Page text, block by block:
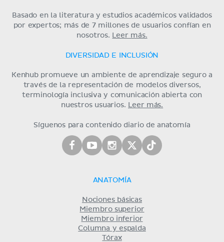
Basado en la literatura y estudios académicos validados
por expertos; más de 7 millones de usuarios confían en
nosotros.
Leer más.
DIVERSIDAD E INCLUSIÓN
Kenhub promueve un ambiente de aprendizaje seguro a
través de la representación de modelos diversos,
terminología inclusiva y comunicación abierta con
nuestros usuarios.
Leer más.
Síguenos para contenido diario de anatomía
ANATOMÍA
Nociones básicas
Miembro superior
Miembro inferior
Columna y espalda
Tórax